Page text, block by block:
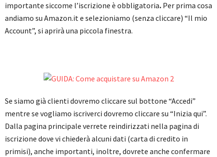
importante siccome l’iscrizione è obbligatoria. Per prima cosa
andiamo su Amazon.it e selezioniamo (senza cliccare) “Il mio
Account”, si aprirà una piccola finestra.
Se siamo già clienti dovremo cliccare sul bottone “Accedi”
mentre se vogliamo iscriverci dovremo cliccare su “Inizia qui”.
Dalla pagina principale verrete reindirizzati nella pagina di
iscrizione dove vi chiederà alcuni dati (carta di credito in
primisi), anche importanti, inoltre, dovrete anche confermare